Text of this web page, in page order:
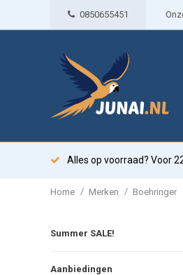
0850655451
Alles op voorraad? Voor
Home / Merken / Boehringer
Summer SALE!
Aanbiedingen